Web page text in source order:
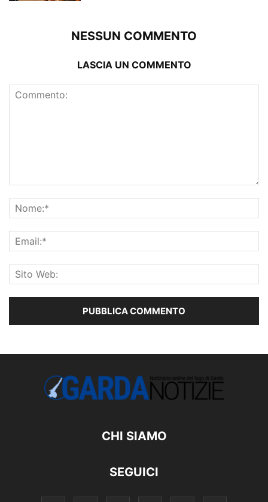
NESSUN COMMENTO
LASCIA UN COMMENTO
CHI SIAMO
SEGUICI